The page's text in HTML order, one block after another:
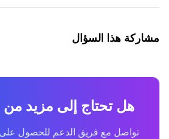
مشاركة هذا السؤال
هل تحتاج إلى مزيد
تواصل مع فريق الدعم للحصول